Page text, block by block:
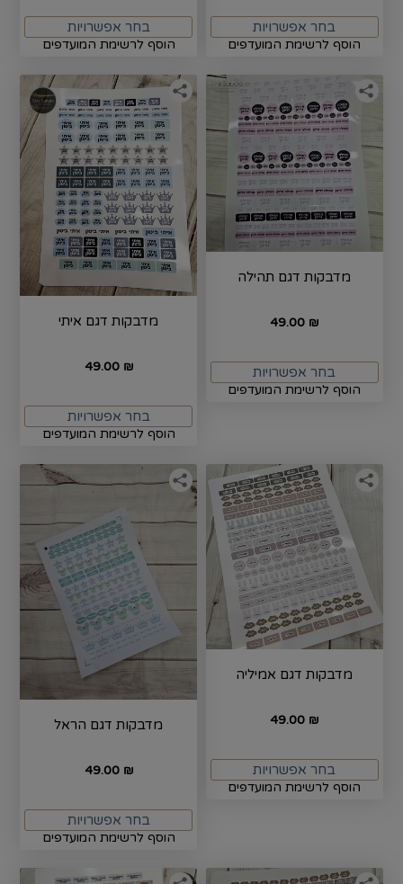
בחר אפשרויות
הוסף לרשימת המועדפים
בחר אפשרויות
הוסף לרשימת המועדפים
מדבקות דגם תהילה
49.00 ₪
בחר אפשרויות
הוסף לרשימת המועדפים
מדבקות דגם איתי
49.00 ₪
בחר אפשרויות
הוסף לרשימת המועדפים
מדבקות דגם אמיליה
49.00 ₪
בחר אפשרויות
הוסף לרשימת המועדפים
מדבקות דגם הראל
49.00 ₪
בחר אפשרויות
הוסף לרשימת המועדפים